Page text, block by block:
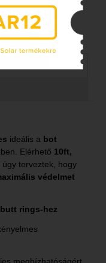
ideális a bot
Elérhető 10ft,
terveztek, hogy
védelmet
rings-hez
megbízhatóságért